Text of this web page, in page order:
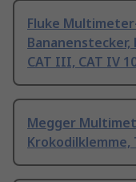
Fluke
CAT III, CAT IV
Megger